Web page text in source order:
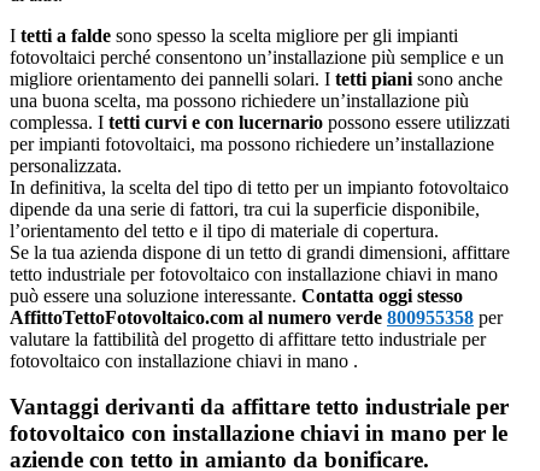
I tetti a falde sono spesso la scelta migliore per gli impianti
fotovoltaici perché consentono un’installazione più semplice e un
migliore orientamento dei pannelli solari. I tetti piani sono anche
una buona scelta, ma possono richiedere un’installazione più
complessa. I tetti curvi e con lucernario possono essere utilizzati
per impianti fotovoltaici, ma possono richiedere un’installazione
personalizzata.
In definitiva, la scelta del tipo di tetto per un impianto fotovoltaico
dipende da una serie di fattori, tra cui la superficie disponibile,
l’orientamento del tetto e il tipo di materiale di copertura.
Se la tua azienda dispone di un tetto di grandi dimensioni, affittare
tetto industriale per fotovoltaico con installazione chiavi in mano
può essere una soluzione interessante. Contatta oggi stesso
AffittoTettoFotovoltaico.com al numero verde 800955358 per
valutare la fattibilità del progetto di affittare tetto industriale per
fotovoltaico con installazione chiavi in mano .
Vantaggi derivanti da affittare tetto industriale per
fotovoltaico con installazione chiavi in mano per le
aziende con tetto in amianto da bonificare.